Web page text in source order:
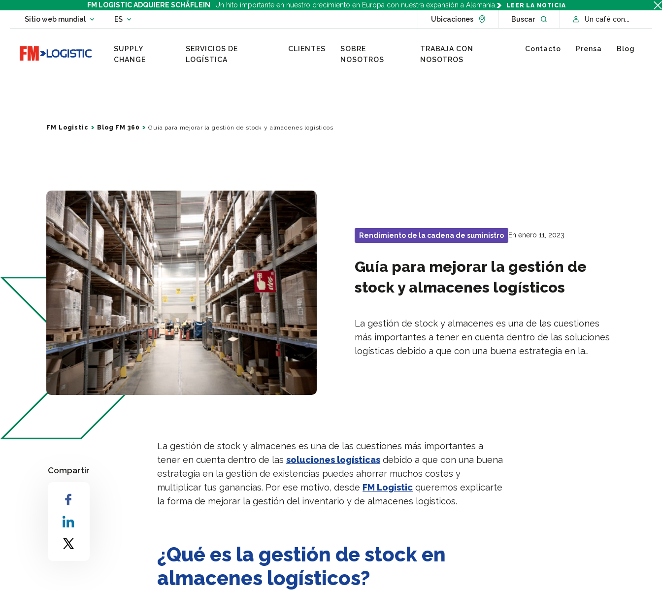
FM LOGISTIC ADQUIERE SCHÄFLEIN Un hito importante en nuestro crecimiento en Europa con nuestra expansión a Alemania. LEER LA NOTICIA
Sitio web mundial Change country website
ES
Change language UbicacionesGo to Locations page
BuscarOpen website searchUn café con...
Go to home page
SUPPLY
CHANGE
SERVICIOS DE
LOGÍSTICA
CLIENTES
SOBRE
NOSOTROS
TRABAJA CON
NOSOTROS
Contacto Prensa Blog
FM Logistic Blog FM 360 Guía para mejorar la gestión de stock y almacenes logísticos
Rendimiento de la cadena de suministro En enero 11, 2023
Guía para mejorar la gestión de
stock y almacenes logísticos
La gestión de stock y almacenes es una de las cuestiones
más importantes a tener en cuenta dentro de las soluciones
logísticas debido a que con una buena estrategia en la…
Compartir
La gestión de stock y almacenes es una de las cuestiones más importantes a
tener en cuenta dentro de lassoluciones logísticas debido a que con una buena
estrategia en la gestión de existencias puedes ahorrar muchos costes y
multiplicar tus ganancias. Por ese motivo, desde FM Logistic queremos explicarte
la forma de mejorar la gestión del inventario y de almacenes logísticos.
¿Qué es la gestión de stock en
almacenes logísticos?